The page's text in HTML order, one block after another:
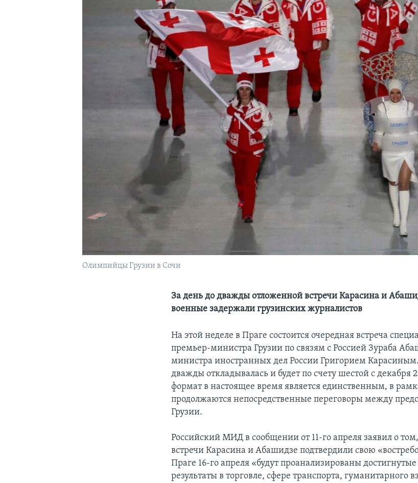
Олимпийцы Грузии в Сочи
За день до дважды отложенной встречи Карасина и
военные задержали грузинских журналистов
На этой неделе в Праге состоится очередная встреча
премьер-министра Грузии по связям с Россией Зураба
министра иностранных дел России Григорием
дважды откладывалась и будет по счету шестой с декабря
формат в настоящее время является единственным, в
продолжаются непосредственные переговоры между
Грузии.
Российский МИД в сообщении от 11-го апреля заявил о
встречи Карасина и Абашидзе подтвердили свою
Праге 16-го апреля «будут проанализированы
результаты в торговле, сфере транспорта, гуманитарного